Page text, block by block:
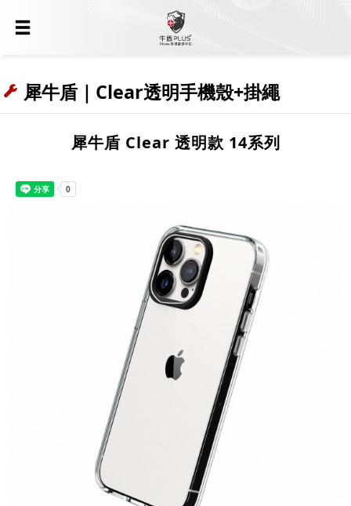
犀牛盾｜Clear透明手機殼+掛繩
犀牛盾 Clear 透明款 14系列